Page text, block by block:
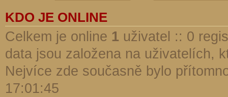
KDO JE ONLINE
Celkem je online 1 uživatel :: 0
data jsou založena na uživatelích,
Nejvíce zde současně bylo
17:01:45